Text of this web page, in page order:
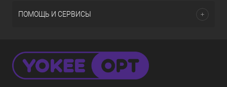
ПОМОЩЬ И СЕРВИСЫ